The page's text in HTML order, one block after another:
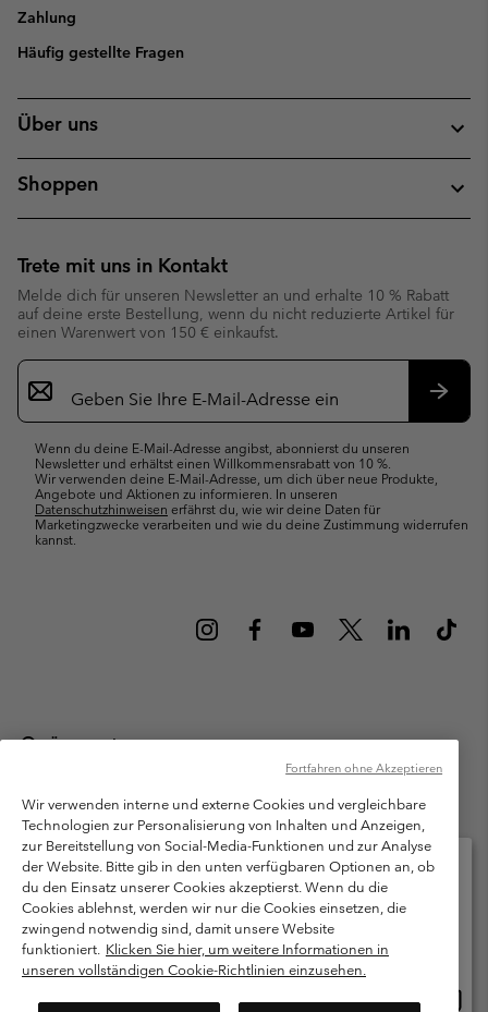
Zahlung
Häufig gestellte Fragen
Über uns
Shoppen
Trete mit uns in Kontakt
Melde dich für unseren Newsletter an und erhalte 10 % Rabatt
auf deine erste Bestellung, wenn du nicht reduzierte Artikel für
einen Warenwert von 150 € einkaufst.
Newsletter-
Anmeldung
Wenn du deine E-Mail-Adresse angibst, abonnierst du unseren
Newsletter und erhältst einen Willkommensrabatt von 10 %.
Wir verwenden deine E-Mail-Adresse, um dich über neue Produkte,
Angebote und Aktionen zu informieren. In unseren
Datenschutzhinweisen erfährst du, wie wir deine Daten für
Marketingzwecke verarbeiten und wie du deine Zustimmung widerrufen
kannst.
Österreich
Columbia Sportswear Austria GmbH. Moosfeldstraße 1, 5101
Bergheim, Salzburg Österreich. Alle Rechte vorbehalten.
Nutzungsbedingungen
Allgemeine Verkaufsbedingungen
Garantie
Datenschutzerklärung
Bestimmungen und Bedingungen des Mitglieder Programms
Nutzungsbedingungen Für Nutzergenerierte Inhalte
Cookies
Wir verwenden interne und externe Cookies und vergleichbare
Technologien zur Personalisierung von Inhalten und Anzeigen,
zur Bereitstellung von Social-Media-Funktionen und zur Analyse
der Website. Bitte gib in den unten verfügbaren Optionen an, ob
du den Einsatz unserer Cookies akzeptierst. Wenn du die
Cookies ablehnst, werden wir nur die Cookies einsetzen, die
zwingend notwendig sind, damit unsere Website
funktioniert. Klicken Sie hier, um weitere Informationen in
unseren vollständigen Cookie-Richtlinien einzusehen.
Fortfahren ohne Akzeptieren
Bitte wählen Sie Ihr Lieferland und Ihre Sprache
Online-Einkauf verfügbar